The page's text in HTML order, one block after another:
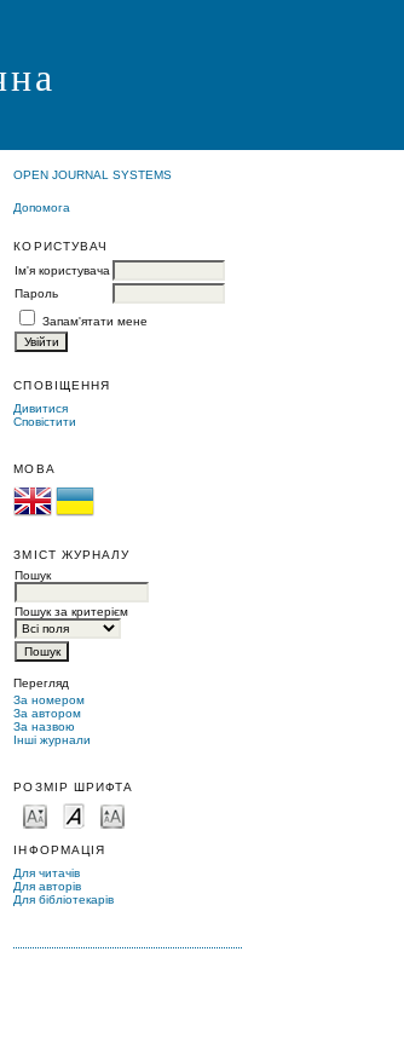
OPEN JOURNAL SYSTEMS
Допомога
КОРИСТУВАЧ
Ім'я користувача
Пароль
Запам'ятати мене
СПОВІЩЕННЯ
Дивитися
Сповістити
МОВА
ЗМІСТ ЖУРНАЛУ
Пошук
Пошук за критерієм
Перегляд
За номером
За автором
За назвою
Інші журнали
РОЗМІР ШРИФТА
ІНФОРМАЦІЯ
Для читачів
Для авторів
Для бібліотекарів